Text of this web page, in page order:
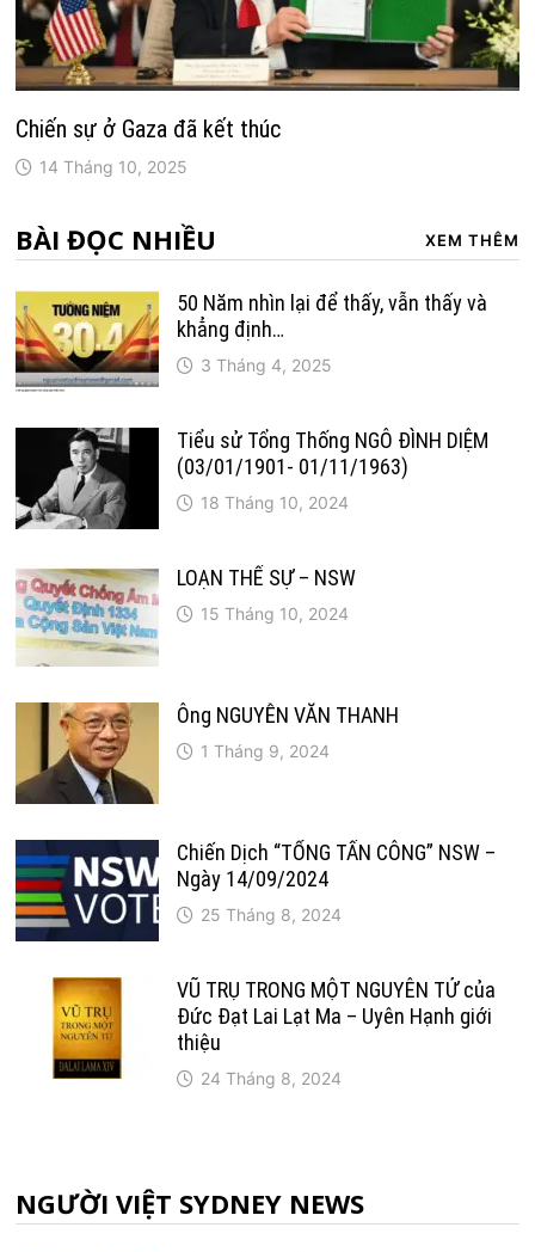
Chiến sự ở Gaza đã kết thúc
14 Tháng 10, 2025
BÀI ĐỌC NHIỀU XEM THÊM
50 Năm nhìn lại để thấy, vẫn thấy và
khẳng định…
3 Tháng 4, 2025
Tiểu sử Tổng Thống NGÔ ĐÌNH DIỆM
(03/01/1901- 01/11/1963)
18 Tháng 10, 2024
LOẠN THẾ SỰ – NSW
15 Tháng 10, 2024
Ông NGUYỄN VĂN THANH
1 Tháng 9, 2024
Chiến Dịch “TỔNG TẤN CÔNG” NSW –
Ngày 14/09/2024
25 Tháng 8, 2024
VŨ TRỤ TRONG MỘT NGUYÊN TỬ của
Đức Đạt Lai Lạt Ma – Uyên Hạnh giới
thiệu
24 Tháng 8, 2024
NGƯỜI VIỆT SYDNEY NEWS